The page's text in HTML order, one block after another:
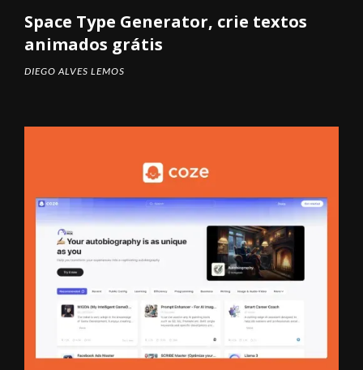
Space Type Generator, crie textos
animados grátis
DIEGO ALVES LEMOS